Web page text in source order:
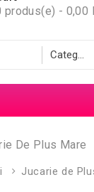
produs(e) - 0,00
De Plus Mare
Jucarie de